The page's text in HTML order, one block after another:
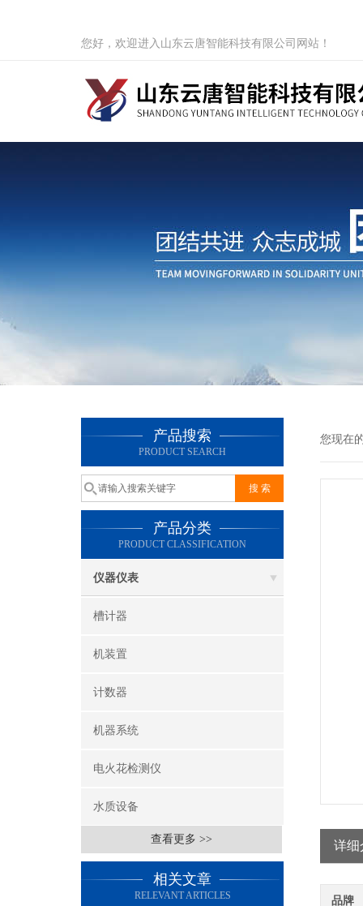
您好，欢迎进入山东云唐智能科技有限公司网站！
产品搜索
PRODUCT SEARCH
产品分类
PRODUCT CLASSIFICATION
仪器仪表
槽计器
机装置
计数器
机器系统
电火花检测仪
水质设备
查看更多 >>
相关文章
RELEVANT ARTICLES
您现在
详细
品牌